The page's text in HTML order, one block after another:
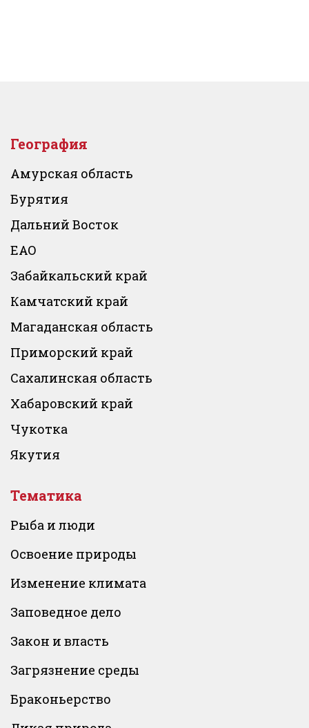
География
Амурская область
Бурятия
Дальний Восток
ЕАО
Забайкальский край
Камчатский край
Магаданская область
Приморский край
Сахалинская область
Хабаровский край
Чукотка
Якутия
Тематика
Рыба и люди
Освоение природы
Изменение климата
Заповедное дело
Закон и власть
Загрязнение среды
Браконьерство